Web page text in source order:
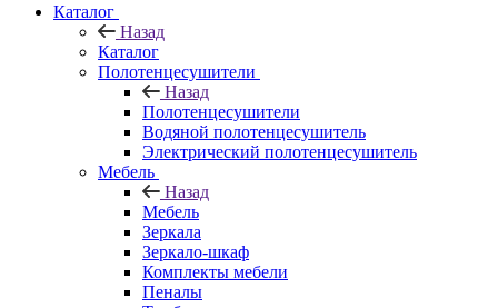
Каталог
Назад
Каталог
Полотенцесушители
Назад
Полотенцесушители
Водяной полотенцесушитель
Электрический полотенцесушитель
Мебель
Назад
Мебель
Зеркала
Зеркало-шкаф
Комплекты мебели
Пеналы